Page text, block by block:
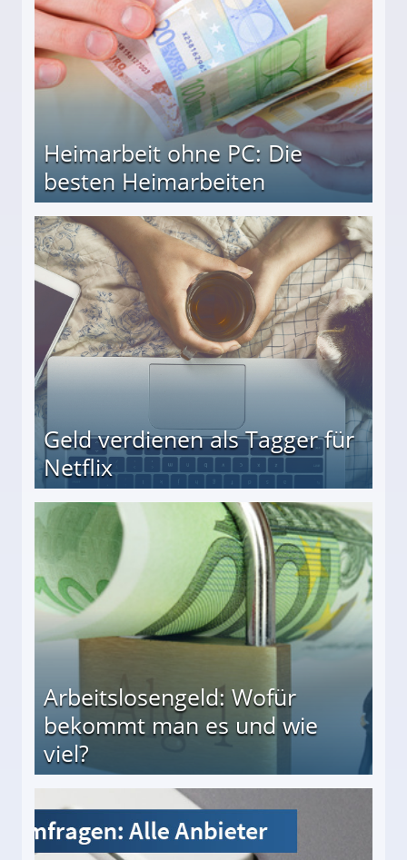
Heimarbeit ohne PC: Die
besten Heimarbeiten
Geld verdienen als Tagger für
Netflix
Arbeitslosengeld: Wofür
bekommt man es und wie
viel?
und wie viel?